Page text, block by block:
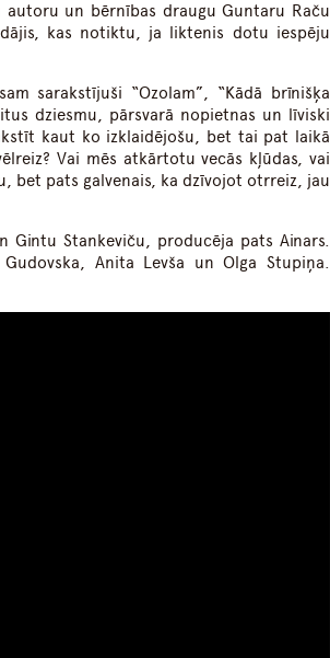
un bērnības draugu Guntaru Raču
kas notiktu, ja liktenis dotu iespēju
sarakstījuši “Ozolam”, “Kādā brīnišķa
dziesmu, pārsvarā nopietnas un līviski
kaut ko izklaidējošu, bet tai pat laikā
Vai mēs atkārtotu vecās kļūdas, vai
bet pats galvenais, ka dzīvojot otrreiz, jau
Gintu Stankeviču, producēja pats Ainars.
Anita Levša un Olga Stupiņa.